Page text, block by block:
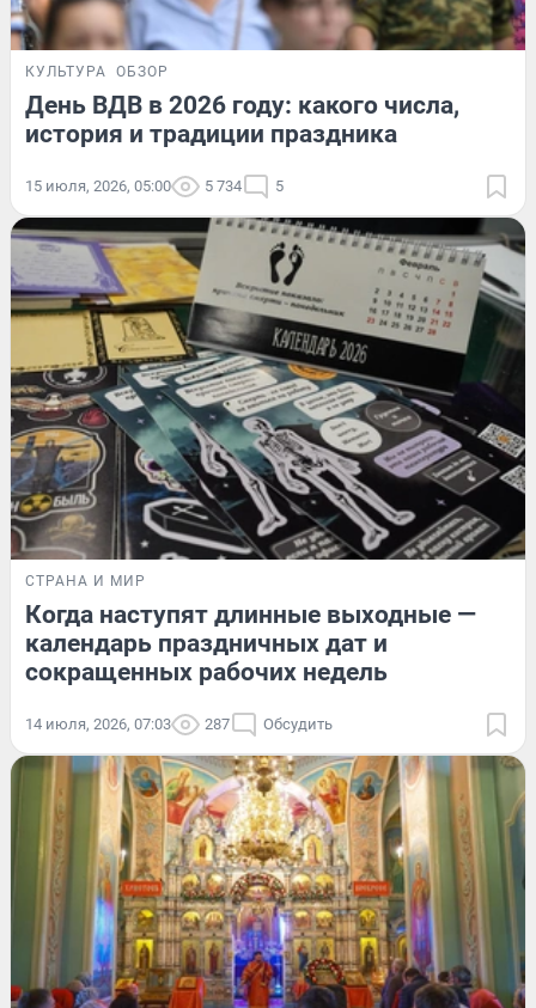
КУЛЬТУРА ОБЗОР
День ВДВ в 2026 году: какого числа,
история и традиции праздника
15 июля, 2026, 05:00 5 734 5
СТРАНА И МИР
Когда наступят длинные выходные —
календарь праздничных дат и
сокращенных рабочих недель
14 июля, 2026, 07:03 287 Обсудить